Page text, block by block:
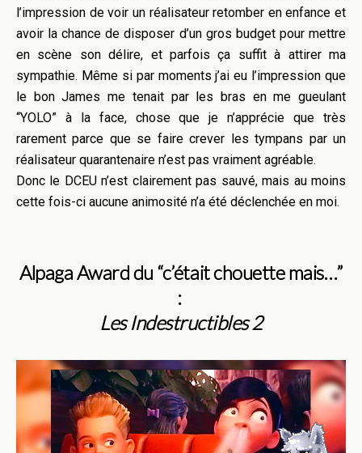
l’impression de voir un réalisateur retomber en enfance et
avoir la chance de disposer d’un gros budget pour mettre
en scène son délire, et parfois ça suffit à attirer ma
sympathie. Même si par moments j’ai eu l’impression que
le bon James me tenait par les bras en me gueulant
“YOLO” à la face, chose que je n’apprécie que très
rarement parce que se faire crever les tympans par un
réalisateur quarantenaire n’est pas vraiment agréable.
Donc le DCEU n’est clairement pas sauvé, mais au moins
cette fois-ci aucune animosité n’a été déclenchée en moi.
Alpaga Award du “c’était chouette mais…”
:
Les Indestructibles 2